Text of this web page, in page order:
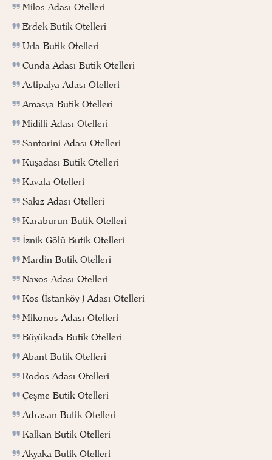
Milos Adası Otelleri
Erdek Butik Otelleri
Urla Butik Otelleri
Cunda Adası Butik Otelleri
Astipalya Adası Otelleri
Amasya Butik Otelleri
Midilli Adası Otelleri
Santorini Adası Otelleri
Kuşadası Butik Otelleri
Kavala Otelleri
Sakız Adası Otelleri
Karaburun Butik Otelleri
İznik Gölü Butik Otelleri
Mardin Butik Otelleri
Naxos Adası Otelleri
Kos (İstanköy ) Adası Otelleri
Mikonos Adası Otelleri
Büyükada Butik Otelleri
Abant Butik Otelleri
Rodos Adası Otelleri
Çeşme Butik Otelleri
Adrasan Butik Otelleri
Kalkan Butik Otelleri
Akyaka Butik Otelleri